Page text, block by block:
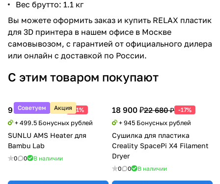
Вес брутто: 1.1 кг
Вы можете оформить заказ и купить RELAX пластик
для 3D принтера в нашем офисе в Москве
самовывозом, с гарантией от официального дилера
или онлайн с доставкой по России.
С этим товаром покупают
Советуем Акция
9 990 ₽20 388 ₽ -51%
+ 499.5 Бонусных рублей
SUNLU AMS Heater для
Bambu Lab
0 0 В наличии
18 900 ₽22 680 ₽ -17%
+ 945 Бонусных рублей
Сушилка для пластика
Creality SpacePi X4 Filament
Dryer
0 0 В наличии